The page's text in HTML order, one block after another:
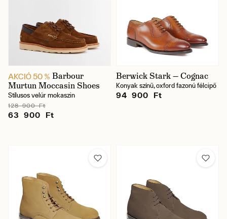
AKCIÓ 50 % Barbour
Murtun Moccasin Shoes
Stílusos velúr mokaszin
128 900 Ft
63 900 Ft
Berwick Stark — Cognac
Konyak színű, oxford fazonú félcipő
94 900 Ft